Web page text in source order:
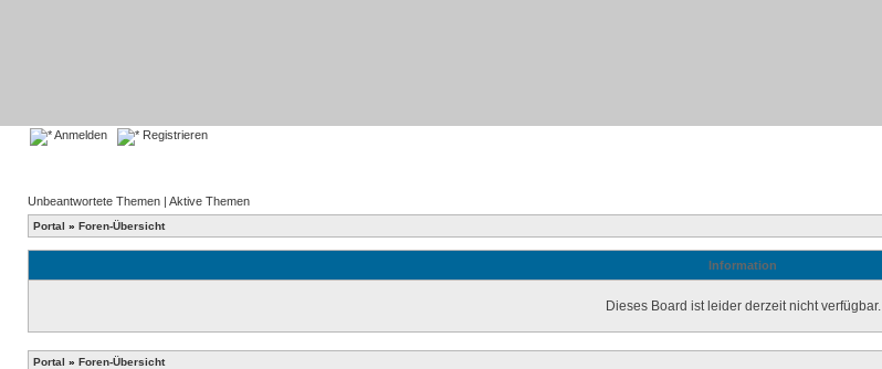
Anmelden Registrieren
Unbeantwortete Themen | Aktive Themen
Portal » Foren-Übersicht
Information
Dieses Board ist leider derzeit nicht verfügbar.
Portal » Foren-Übersicht